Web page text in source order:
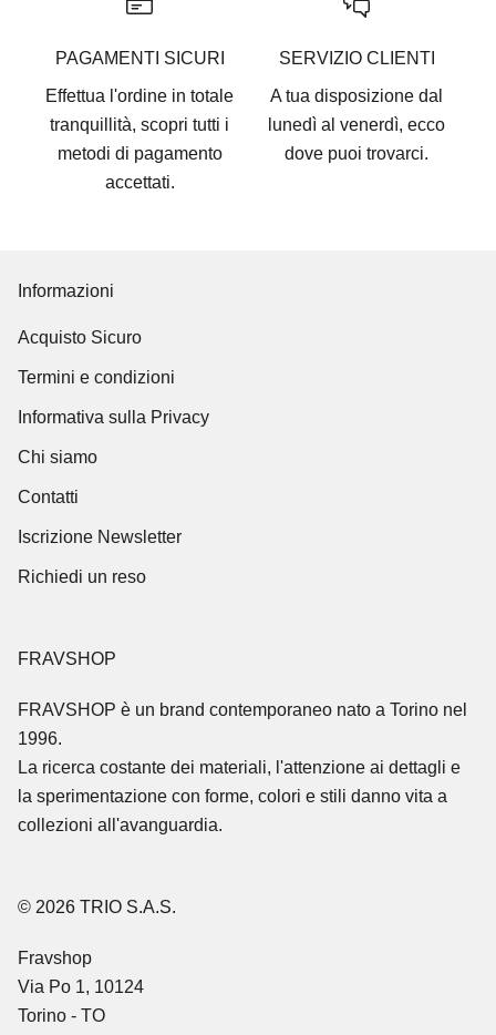
PAGAMENTI SICURI
Effettua l'ordine in totale
tranquillità, scopri tutti i
metodi di pagamento
accettati.
SERVIZIO CLIENTI
A tua disposizione dal
lunedì al venerdì, ecco
dove puoi trovarci.
Informazioni
Acquisto Sicuro
Termini e condizioni
Informativa sulla Privacy
Chi siamo
Contatti
Iscrizione Newsletter
Richiedi un reso
FRAVSHOP
FRAVSHOP è un brand contemporaneo nato a Torino nel
1996.
La ricerca costante dei materiali, l'attenzione ai dettagli e
la sperimentazione con forme, colori e stili danno vita a
collezioni all'avanguardia.
© 2026 TRIO S.A.S.
Fravshop
Via Po 1, 10124
Torino - TO